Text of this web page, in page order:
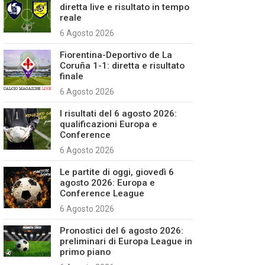
diretta live e risultato in tempo
reale
6 Agosto 2026
Fiorentina-Deportivo de La
Coruña 1-1: diretta e risultato
finale
6 Agosto 2026
I risultati del 6 agosto 2026:
qualificazioni Europa e
Conference
6 Agosto 2026
Le partite di oggi, giovedì 6
agosto 2026: Europa e
Conference League
6 Agosto 2026
Pronostici del 6 agosto 2026:
preliminari di Europa League in
primo piano